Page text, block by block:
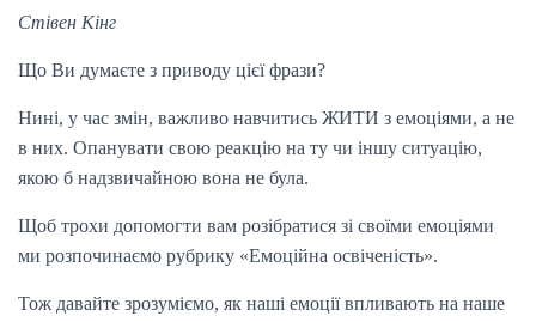
Стівен Кінг
Що Ви думаєте з приводу цієї фрази?
Нині, у час змін, важливо навчитись ЖИТИ з емоціями, а не
в них. Опанувати свою реакцію на ту чи іншу ситуацію,
якою б надзвичайною вона не була.
Щоб трохи допомогти вам розібратися зі своїми емоціями
ми розпочинаємо рубрику «Емоційна освіченість».
Тож давайте зрозуміємо, як наші емоції впливають на наше